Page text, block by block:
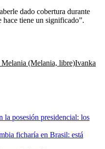
dado cobertura durante
hace tiene un significado”.
Melania (Melania, libre)Ivanka
la posesión presidencial: los
ficharía en Brasil: está